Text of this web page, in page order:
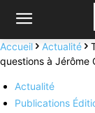
Accueil Actualité
questions à Jérôme
Actualité
Publications